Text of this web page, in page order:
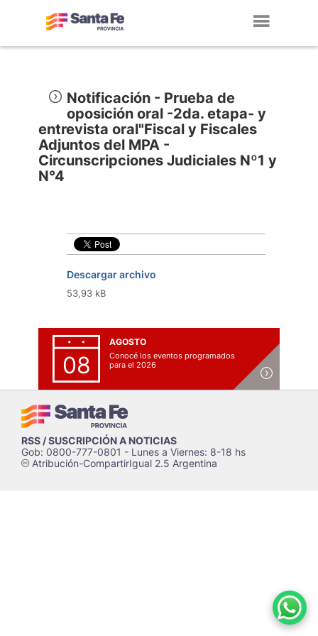
Notificación - Prueba de
oposición oral -2da. etapa- y
entrevista oral"Fiscal y Fiscales
Adjuntos del MPA -
Circunscripciones Judiciales Nº1 y
N°4
Descargar archivo
53,93 kB
08
AGOSTO
Conocé los eventos programados
para el 2026
RSS / SUSCRIPCIÓN A NOTICIAS
Gob: 0800-777-0801 - Lunes a Viernes: 8-18 hs
cAtribución-CompartirIgual 2.5 Argentina